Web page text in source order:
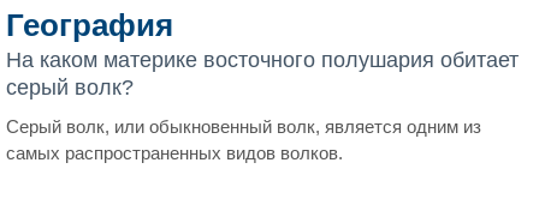
География
На каком материке восточного полушария обитает
серый волк?
Серый волк, или обыкновенный волк, является одним из
самых распространенных видов волков.